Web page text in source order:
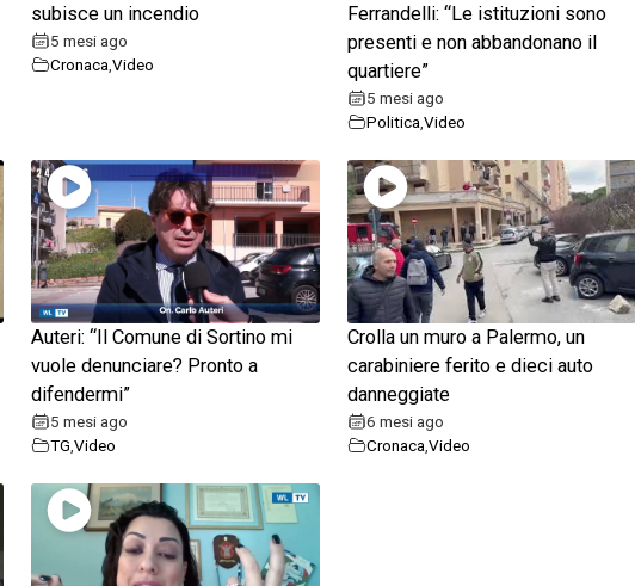
subisce un incendio
5 mesi ago
Cronaca Video
Ferrandelli: “Le istituzioni sono
presenti e non abbandonano il
quartiere”
5 mesi ago
Politica Video
Auteri: “Il Comune di Sortino mi
vuole denunciare? Pronto a
difendermi”
5 mesi ago
TG Video
Crolla un muro a Palermo, un
carabiniere ferito e dieci auto
danneggiate
6 mesi ago
Cronaca Video